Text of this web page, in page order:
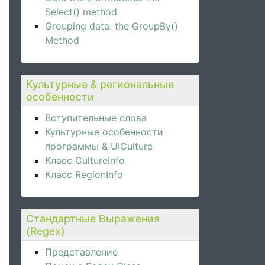
Select() method
Grouping data: the GroupBy()
Method
Культурные & региональные
особенности
Вступительные слова
Культурные особенности
программы & UICulture
Класс CultureInfo
Класс RegionInfo
Стандартные Выражения
(Regex)
Представление